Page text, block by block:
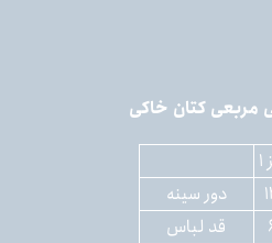
مربعی کتان خاکی
دور سینه
قد لباس